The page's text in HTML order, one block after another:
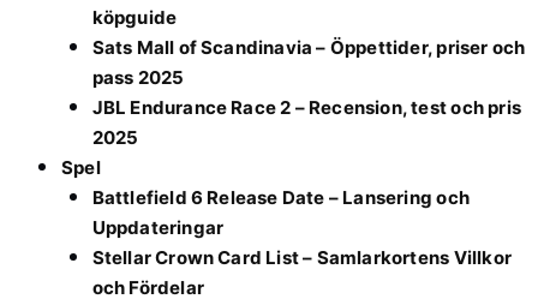
köpguide
Sats Mall of Scandinavia – Öppettider, priser och
pass 2025
JBL Endurance Race 2 – Recension, test och pris
2025
Spel
Battlefield 6 Release Date – Lansering och
Uppdateringar
Stellar Crown Card List – Samlarkortens Villkor
och Fördelar